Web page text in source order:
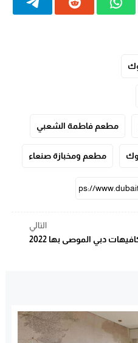
مطعم فاطمة الشعبي
مطعم ومخبازة صنعاء
التالي
دبي الموصى بها 2022